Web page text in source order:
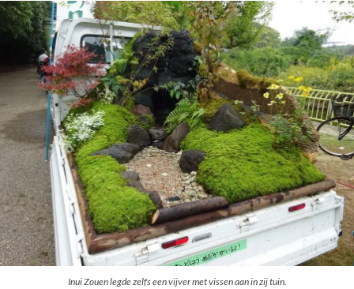
Inui Zouen legde zelfs een vijver met vissen aan in zij tuin.